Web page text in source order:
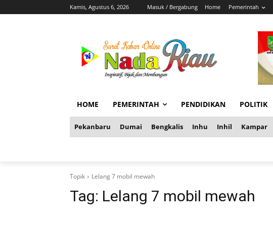
Kamis, Agustus 6, 2026 Masuk / Bergabung Home Pemerintah
HOME PEMERINTAH PENDIDIKAN POLITIK
Pekanbaru Dumai Bengkalis Inhu Inhil Kampar
Topik Lelang 7 mobil mewah
Tag: Lelang 7 mobil mewah